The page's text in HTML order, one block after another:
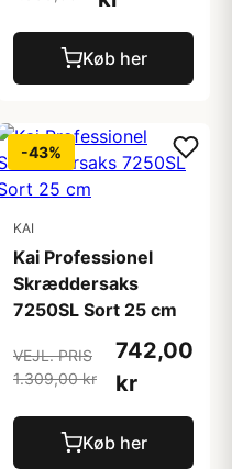
Køb her
-43%
KAI
Kai Professionel
Skræddersaks
7250SL Sort 25 cm
VEJL. PRIS
1.309,00 kr
742,00
kr
Køb her